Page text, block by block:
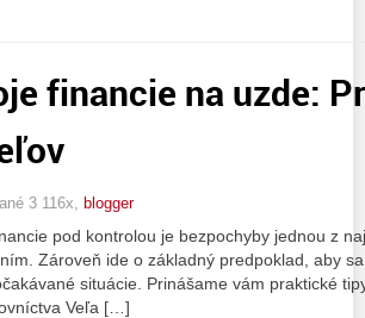
financie na uzde:
3 116x, blogger
pod kontrolou je bezpochyby jednou z
Zároveň ide o základný predpoklad, aby
situácie. Prinášame vám praktické
Veľa […]